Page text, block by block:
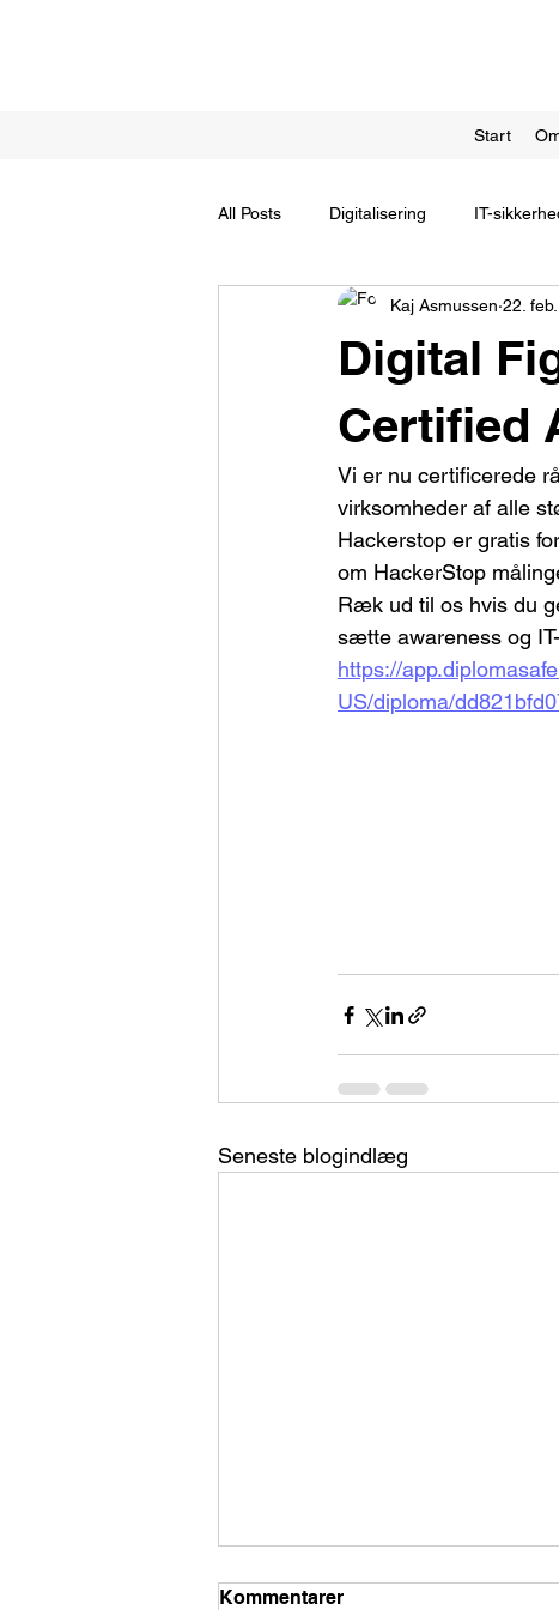
Start
All Posts Digitalisering IT-
Digital
Certified
Kaj Asmussen 22.
Vi er nu certificerede
virksomheder af alle
Hackerstop er gratis
om HackerStop
Ræk ud til os hvis du
sætte awareness og
https://
US/diploma/
Seneste blogindlæg
Kommentarer